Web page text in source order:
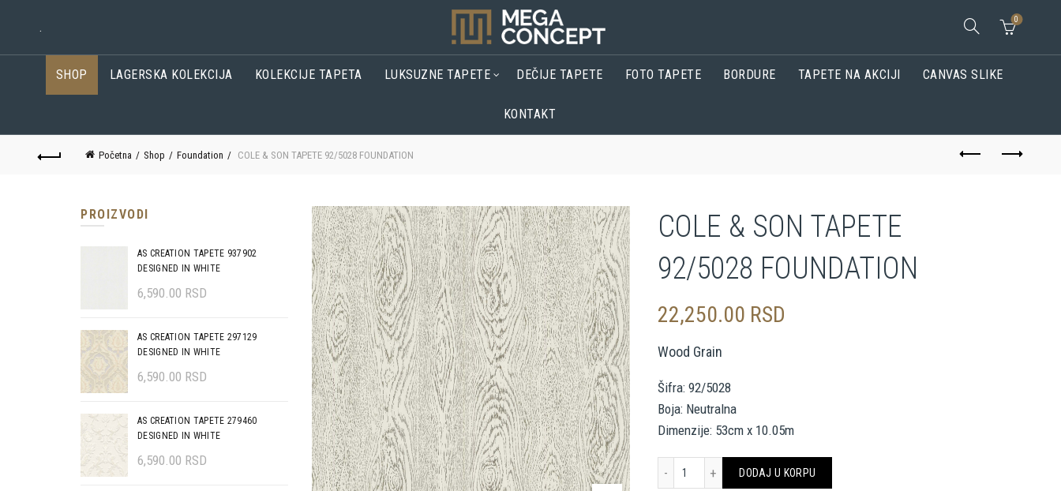
. 0
SHOP LAGERSKA KOLEKCIJA KOLEKCIJE TAPETA LUKSUZNE TAPETE DEČIJE TAPETE FOTO TAPETE BORDURE TAPETE NA AKCIJI CANVAS SLIKE
KONTAKT
Početna Shop Foundation COLE & SON TAPETE 92/5028 FOUNDATION
COLE & SON TAPETE
92/5028 FOUNDATION
22,250.00 RSD
Wood Grain
Šifra: 92/5028
Boja: Neutralna
Dimenzije: 53cm x 10.05m
DODAJ U KORPU
PROIZVODI
AS CREATION TAPETE 937902
DESIGNED IN WHITE
6,590.00 RSD
AS CREATION TAPETE 297129
DESIGNED IN WHITE
6,590.00 RSD
AS CREATION TAPETE 279460
DESIGNED IN WHITE
6,590.00 RSD